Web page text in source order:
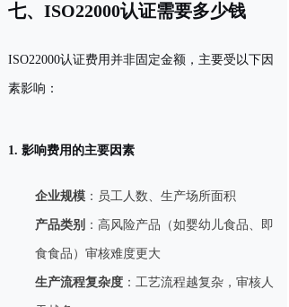
七、ISO22000认证需要多少钱
ISO22000认证费用并非固定金额，主要受以下因
素影响：
1. 影响费用的主要因素
企业规模 ：员工人数、生产场所面积
产品类别 ：高风险产品（如婴幼儿食品、即
食食品）审核难度更大
生产流程复杂度 ：工艺流程越复杂，审核人